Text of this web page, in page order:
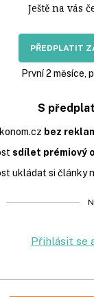
Ještě na vás
PŘEDPLATIT
První 2 měsíce,
S
bez
sdílet prémiový
ukládat si články
Přihlásit se